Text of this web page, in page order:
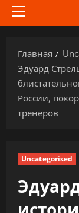
Основное
Главная
Эдуард
России,
тренеров
Uncategorised